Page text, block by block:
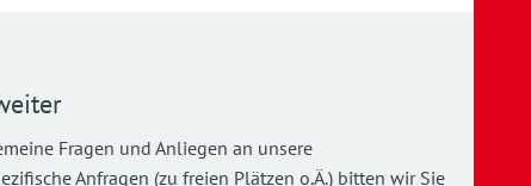
Fragen und Anliegen an unsere
Anfragen (zu freien Plätzen o.Ä.) bitten wir Sie